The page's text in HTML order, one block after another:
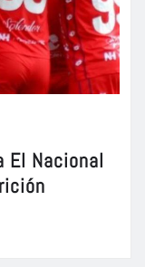
El Nacional